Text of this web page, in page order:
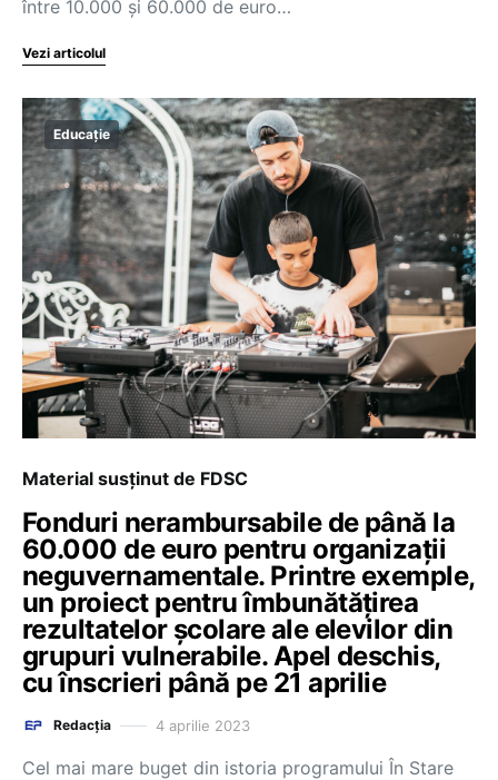
între 10.000 și 60.000 de euro…
Vezi articolul
Educație
Material susținut de FDSC
Fonduri nerambursabile de până la
60.000 de euro pentru organizații
neguvernamentale. Printre exemple,
un proiect pentru îmbunătățirea
rezultatelor școlare ale elevilor din
grupuri vulnerabile. Apel deschis,
cu înscrieri până pe 21 aprilie
Redacția 4 aprilie 2023
Cel mai mare buget din istoria programului În Stare